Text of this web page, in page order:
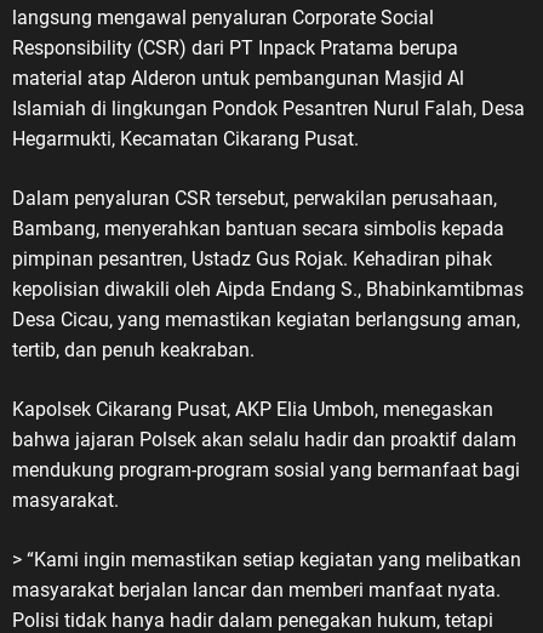
langsung mengawal penyaluran Corporate Social
Responsibility (CSR) dari PT Inpack Pratama berupa
material atap Alderon untuk pembangunan Masjid Al
Islamiah di lingkungan Pondok Pesantren Nurul Falah, Desa
Hegarmukti, Kecamatan Cikarang Pusat.
Dalam penyaluran CSR tersebut, perwakilan perusahaan,
Bambang, menyerahkan bantuan secara simbolis kepada
pimpinan pesantren, Ustadz Gus Rojak. Kehadiran pihak
kepolisian diwakili oleh Aipda Endang S., Bhabinkamtibmas
Desa Cicau, yang memastikan kegiatan berlangsung aman,
tertib, dan penuh keakraban.
Kapolsek Cikarang Pusat, AKP Elia Umboh, menegaskan
bahwa jajaran Polsek akan selalu hadir dan proaktif dalam
mendukung program-program sosial yang bermanfaat bagi
masyarakat.
> “Kami ingin memastikan setiap kegiatan yang melibatkan
masyarakat berjalan lancar dan memberi manfaat nyata.
Polisi tidak hanya hadir dalam penegakan hukum, tetapi